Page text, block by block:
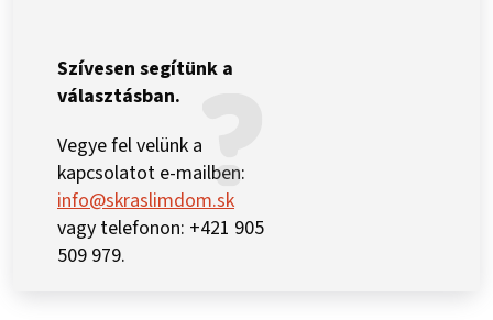
Szívesen segítünk a
választásban.
Vegye fel velünk a
kapcsolatot e-mailben:
info@skraslimdom.sk
vagy telefonon: +421 905
509 979.